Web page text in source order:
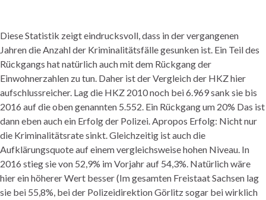
Diese Statistik zeigt eindrucksvoll, dass in der vergangenen
Jahren die Anzahl der Kriminalitätsfälle gesunken ist. Ein Teil des
Rückgangs hat natürlich auch mit dem Rückgang der
Einwohnerzahlen zu tun. Daher ist der Vergleich der HKZ hier
aufschlussreicher. Lag die HKZ 2010 noch bei 6.969 sank sie bis
2016 auf die oben genannten 5.552. Ein Rückgang um 20% Das ist
dann eben auch ein Erfolg der Polizei. Apropos Erfolg: Nicht nur
die Kriminalitätsrate sinkt. Gleichzeitig ist auch die
Aufklärungsquote auf einem vergleichsweise hohen Niveau. In
2016 stieg sie von 52,9% im Vorjahr auf 54,3%. Natürlich wäre
hier ein höherer Wert besser (Im gesamten Freistaat Sachsen lag
sie bei 55,8%, bei der Polizeidirektion Görlitz sogar bei wirklich